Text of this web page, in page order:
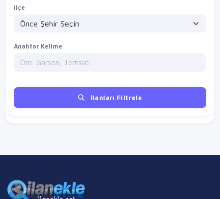
İlçe
Anahtar Kelime
İlanları Filtrele